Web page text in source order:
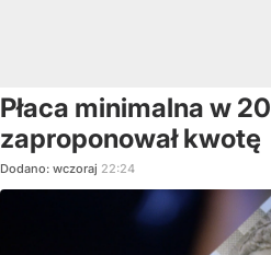
Płaca minimalna w
zaproponował kwotę
Dodano: wczoraj 22:24